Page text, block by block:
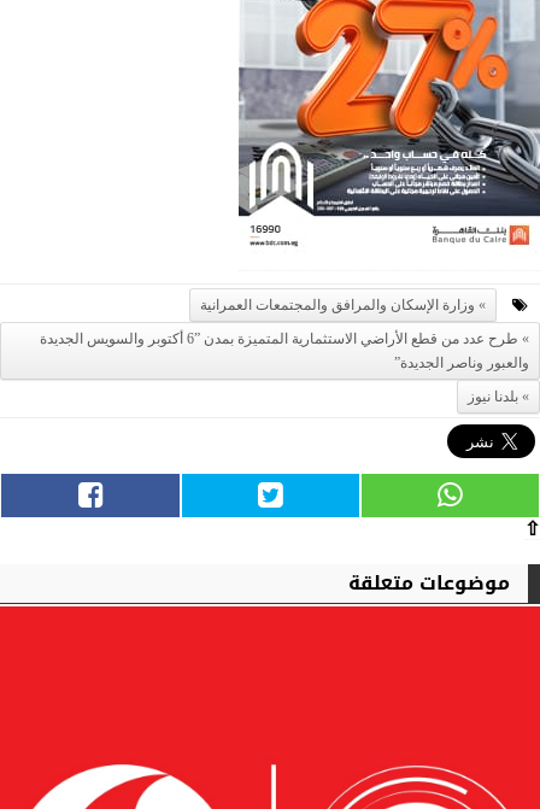
وزارة الإسكان والمرافق والمجتمعات العمرانية
طرح عدد من قطع الأراضي الاستثمارية المتميزة بمدن ”6 أكتوبر والسويس الجديدة
والعبور وناصر الجديدة”
بلدنا نيوز
⇧
موضوعات متعلقة